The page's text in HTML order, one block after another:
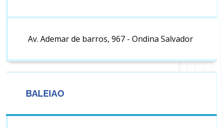
Av. Ademar de barros, 967 - Ondina Salvador
BALEIAO